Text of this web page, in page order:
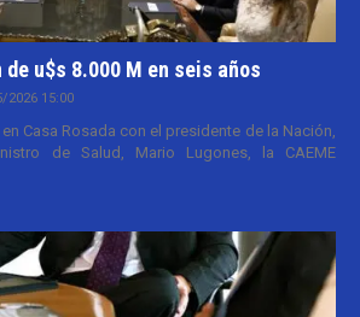
de u$s 8.000 M en seis años
2026 15:00
Casa Rosada con el presidente de la Nación,
de Salud, Mario Lugones, la CAEME